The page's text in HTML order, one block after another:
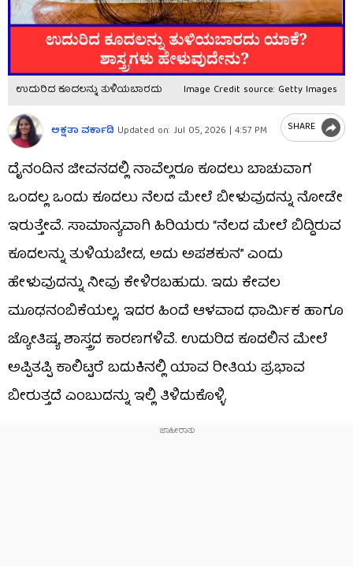
ಉದುರಿದ ಕೂದಲನ್ನು ತುಳಿಯಬಾರದು Image Credit source: Getty Images
ಅಕ್ಷತಾ ವರ್ಕಾಡಿ Updated on: Jul 05, 2026 | 4:57 PM SHARE
ದೈನಂದಿನ ಜೀವನದಲ್ಲಿ ನಾವೆಲ್ಲರೂ ಕೂದಲು ಬಾಚುವಾಗ
ಒಂದಲ್ಲ ಒಂದು ಕೂದಲು ನೆಲದ ಮೇಲೆ ಬೀಳುವುದನ್ನು ನೋಡೇ
ಇರುತ್ತೇವೆ. ಸಾಮಾನ್ಯವಾಗಿ ಹಿರಿಯರು “ನೆಲದ ಮೇಲೆ ಬಿದ್ದಿರುವ
ಕೂದಲನ್ನು ತುಳಿಯಬೇಡ, ಅದು ಅಪಶಕುನ” ಎಂದು
ಹೇಳುವುದನ್ನು ನೀವು ಕೇಳಿರಬಹುದು. ಇದು ಕೇವಲ
ಮೂಢನಂಬಿಕೆಯಲ್ಲ, ಇದರ ಹಿಂದೆ ಆಳವಾದ ಧಾರ್ಮಿಕ ಹಾಗೂ
ಜ್ಯೋತಿಷ್ಯ ಶಾಸ್ತ್ರದ ಕಾರಣಗಳಿವೆ. ಉದುರಿದ ಕೂದಲಿನ ಮೇಲೆ
ಅಪ್ಪಿತಪ್ಪಿ ಕಾಲಿಟ್ಟರೆ ಬದುಕಿನಲ್ಲಿ ಯಾವ ರೀತಿಯ ಪ್ರಭಾವ
ಬೀರುತ್ತದೆ ಎಂಬುದನ್ನು ಇಲ್ಲಿ ತಿಳಿದುಕೊಳ್ಳಿ.